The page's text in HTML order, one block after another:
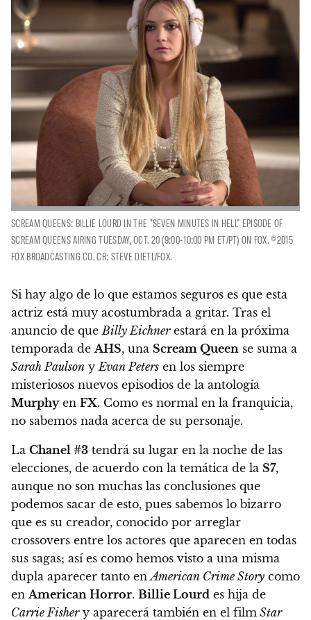
SCREAM QUEENS: BILLIE LOURD IN THE "SEVEN MINUTES IN HELL" EPISODE OF
SCREAM QUEENS AIRING TUESDAY, OCT. 20 (9:00-10:00 PM ET/PT) ON FOX. ©2015
FOX BROADCASTING CO. CR: STEVE DIETL/FOX.
Si hay algo de lo que estamos seguros es que esta
actriz está muy acostumbrada a gritar. Tras el
anuncio de que Billy Eichnerestará en la próxima
temporada de AHS, una Scream Queen se suma a
Sarah Paulson y Evan Peters en los siempre
misteriosos nuevos episodios de la antología
Murphyen FX. Como es normal en la franquicia,
no sabemos nada acerca de su personaje.
La Chanel #3 tendrá su lugar en la noche de las
elecciones, de acuerdo con la temática de la S7,
aunque no son muchas las conclusiones que
podemos sacar de esto, pues sabemos lo bizarro
que es su creador, conocido por arreglar
crossovers entre los actores que aparecen en todas
sus sagas; así es como hemos visto a una misma
dupla aparecer tanto enAmerican Crime Story como
en American Horror. Billie Lourd es hija de
Carrie Fishery aparecerá también en el film Star